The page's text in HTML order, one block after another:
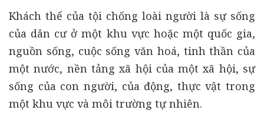
Khách thể của tội chống loài người là sự sống
của dân cư ở một khu vực hoặc một quốc gia,
nguồn sống, cuộc sống văn hoá, tinh thần của
một nước, nền tảng xã hội của một xã hội, sự
sống của con người, của động, thực vật trong
một khu vực và môi trường tự nhiên.